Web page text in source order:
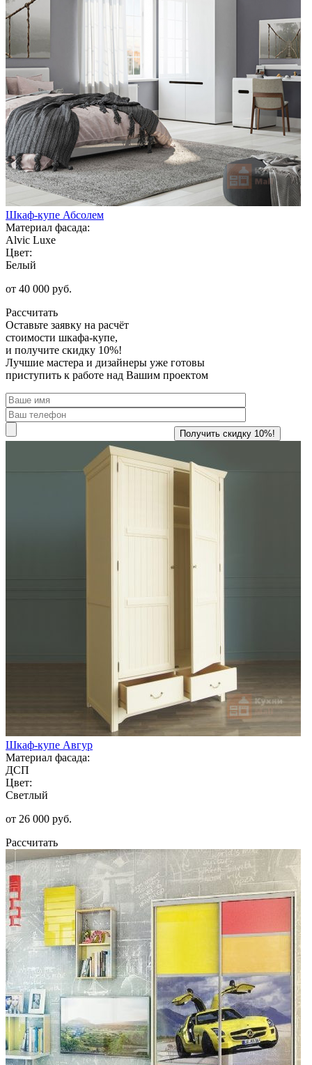
Шкаф-купе Абсолем
Материал фасада:
Alvic Luxe
Цвет:
Белый
от 40 000 руб.
Рассчитать
Оставьте заявку на расчёт
стоимости шкафа-купе,
и получите скидку 10%!
Лучшие мастера и дизайнеры уже готовы
приступить к работе над Вашим проектом
Шкаф-купе Авгур
Материал фасада:
ДСП
Цвет:
Светлый
от 26 000 руб.
Рассчитать